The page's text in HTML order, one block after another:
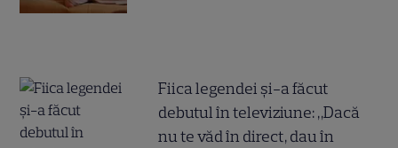
Fiica legendei și-a făcut
debutul în televiziune: „Dacă
nu te văd în direct, dau în